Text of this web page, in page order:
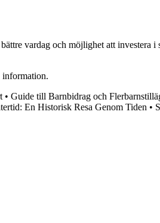
vardag och möjlighet att investera i
information.
• Guide till Barnbidrag och
En Historisk Resa Genom Tiden •